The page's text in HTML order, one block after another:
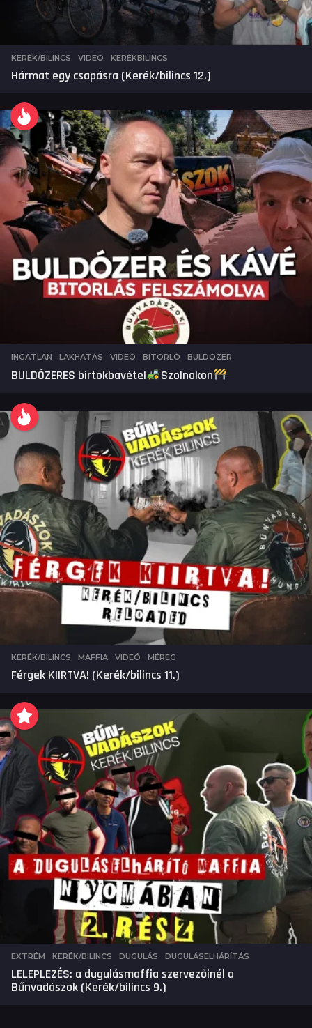
KERÉK/BILINCS ,VIDEÓ KERÉKBILINCS
Hármat egy csapásra (Kerék/bilincs 12.)
INGATLAN ,LAKHATÁS ,VIDEÓ BITORLÓ ,BULDÓZER
BULDÓZERES birtokbavétel Szolnokon
KERÉK/BILINCS ,MAFFIA ,VIDEÓ MÉREG
Férgek KIIRTVA! (Kerék/bilincs 11.)
EXTRÉM ,KERÉK/BILINCS DUGULÁS ,DUGULÁSELHÁRÍTÁS
LELEPLEZÉS: a dugulásmaffia szervezőinél a
Bűnvadászok (Kerék/bilincs 9.)